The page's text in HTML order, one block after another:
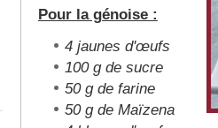
Pour la génoise :
4 jaunes d'œufs
100 g de sucre
50 g de farine
50 g de Maïzena